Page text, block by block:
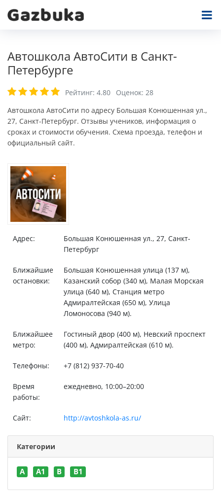
Автошкола АвтоСити в Санкт-
Петербурге
Рейтинг: 4.80 Оценок: 28
Автошкола АвтоСити по адресу Большая Конюшенная ул.,
27, Санкт-Петербург. Отзывы учеников, информация о
сроках и стоимости обучения. Схема проезда, телефон и
официальный сайт.
Адрес:
Большая Конюшенная ул., 27, Санкт-
Петербург
Ближайшие
остановки:
Большая Конюшенная улица (137 м),
Казанский собор (340 м), Малая Морская
улица (640 м), Станция метро
Адмиралтейская (650 м), Улица
Ломоносова (940 м).
Ближайшее
метро:
Гостиный двор (400 м), Невский проспект
(400 м), Адмиралтейская (610 м).
Телефоны: +7 (812) 937-70-40
Время
работы:
ежедневно, 10:00–20:00
Сайт: http://avtoshkola-as.ru/
Категории
A A1 B В1